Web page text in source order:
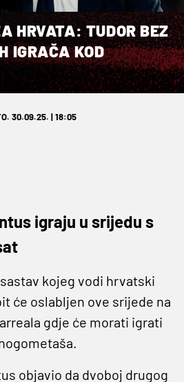
HRVATA: TUDOR BEZ
IGRAČA KOD
30.09.25. | 18:05
igraju u srijedu s
kojeg vodi hrvatski
će oslabljen ove srijede na
gdje će morati igrati
objavio da dvoboj drugog